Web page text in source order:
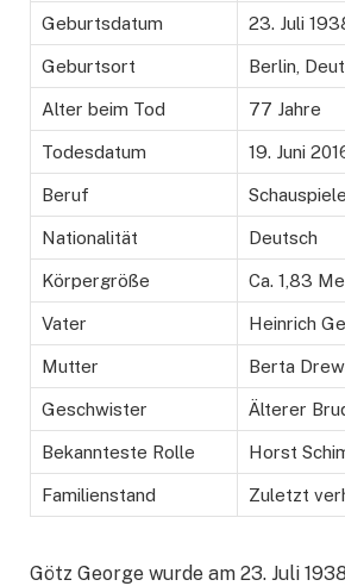
Geburtsdatum 23. Juli
Geburtsort Berlin,
Alter beim Tod 77 Jahre
Todesdatum 19. Juni
Beruf
Nationalität Deutsch
Körpergröße Ca. 1,83
Vater Heinrich
Mutter Berta
Geschwister Älterer
Bekannteste Rolle Horst
Familienstand Zuletzt
Götz George wurde am 23. Juli